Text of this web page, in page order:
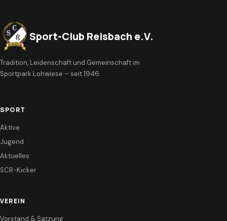
Sport-Club Reisbach e.V.
Tradition, Leidenschaft und Gemeinschaft im
Sportpark Lohwiese – seit 1946.
SPORT
Aktive
Jugend
Aktuelles
SCR-Kicker
VEREIN
Vorstand & Satzung